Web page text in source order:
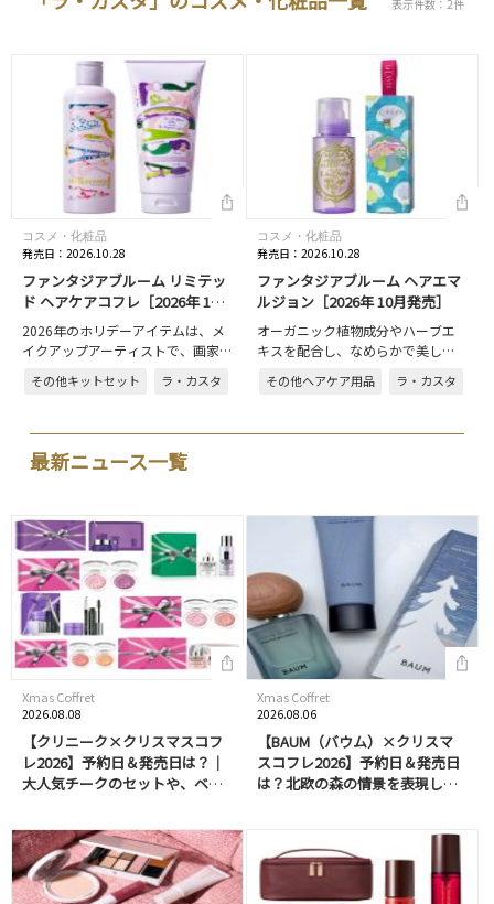
表示件数：2件
コスメ・化粧品
発売日：2026.10.28
ファンタジアブルーム リミテッ
ド ヘアケアコフレ［2026年 10
月発売］
2026年のホリデーアイテムは、メ
イクアップアーティストで、画家
レーション。「ともに美しく咲き
坂さ…
その他キットセット ラ・カスタ
コスメ・化粧品
発売日：2026.10.28
ファンタジアブルーム ヘアエマ
ルジョン［2026年 10月発売］
オーガニック植物成分やハーブエ
キスを配合し、なめらかで美しい
ジョン。パッケージは、メイクア
る早坂香…
その他ヘアケア用品 ラ・カスタ
最新ニュース一覧
Xmas Coffret
2026.08.08
【クリニーク×クリスマスコフ
レ2026】予約日＆発売日は？｜
大人気チークのセットや、ベス
Xmas Coffret
2026.08.06
【BAUM（バウム）×クリスマ
スコフレ2026】予約日＆発売日
は？北欧の森の情景を表現した
め！